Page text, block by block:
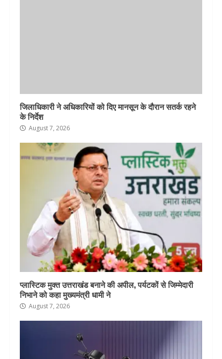
जिलाधिकारी ने अधिकारियों को दिए मानसून के दौरान सतर्क रहने
के निर्देश
August 7, 2026
प्लास्टिक मुक्त उत्तराखंड बनाने की अपील, पर्यटकों से जिम्मेदारी
निभाने को कहा मुख्यमंत्री धामी ने
August 7, 2026